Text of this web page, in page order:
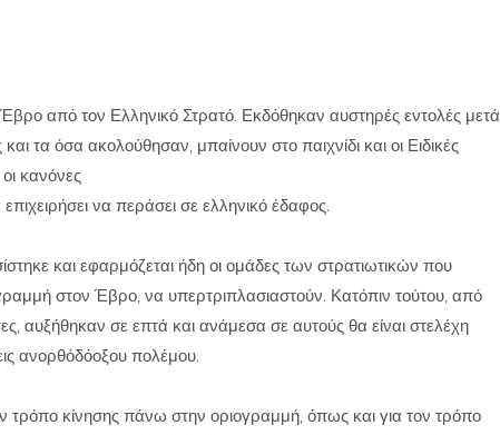
από τον Ελληνικό Στρατό. Εκδόθηκαν αυστηρές εντολές μετά
τα όσα ακολούθησαν, μπαίνουν στο παιχνίδι και οι Ειδικές
κανόνες
να περάσει σε ελληνικό έδαφος.
και εφαρμόζεται ήδη οι ομάδες των στρατιωτικών που
στον Έβρο, να υπερτριπλασιαστούν. Κατόπιν τούτου, από
αυξήθηκαν σε επτά και ανάμεσα σε αυτούς θα είναι στελέχη
ανορθόδόοξου πολέμου.
τρόπο κίνησης πάνω στην οριογραμμή, όπως και για τον τρόπο